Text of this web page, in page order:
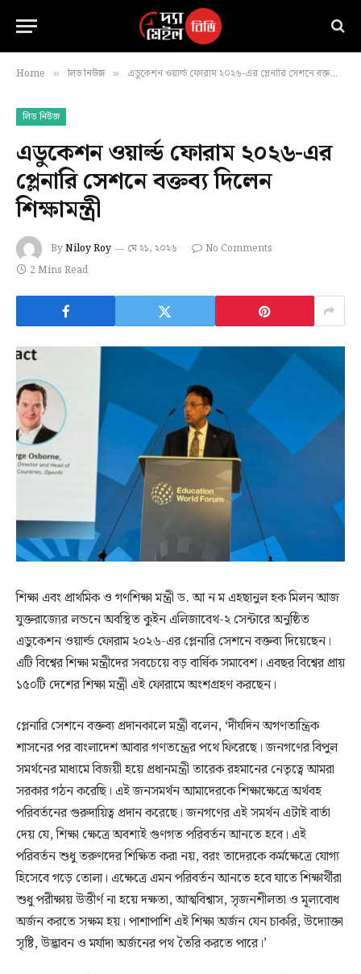
Home » লিড নিউজ » এডুকেশন ওয়ার্ল্ড ফোরাম ২০২৬-এর প্লেনারি সেশনে বক্তব্য দিলেন শিক্ষামন্ত্রী
লিড নিউজ
এডুকেশন ওয়ার্ল্ড ফোরাম ২০২৬-এর
প্লেনারি সেশনে বক্তব্য দিলেন
শিক্ষামন্ত্রী
ByNiloy Roy মে ২১, ২০২৬
No Comments
2 Mins Read
শিক্ষা এবং প্রাথমিক ও গণশিক্ষা মন্ত্রী ড. আ ন ম এহছানুল হক মিলন আজ
যুক্তরাজ্যের লন্ডনে অবস্থিত কুইন এলিজাবেথ-২ সেন্টারে অনুষ্ঠিত
এডুকেশন ওয়ার্ল্ড ফোরাম ২০২৬-এর প্লেনারি সেশনে বক্তব্য দিয়েছেন।
এটি বিশ্বের শিক্ষা মন্ত্রীদের সবচেয়ে বড় বার্ষিক সমাবেশ। এবছর বিশ্বের প্রায়
১৫০টি দেশের শিক্ষা মন্ত্রী এই ফোরামে অংশগ্রহণ করছেন।
প্লেনারি সেশনে বক্তব্য প্রদানকালে মন্ত্রী বলেন, ‘দীর্ঘদিন অগণতান্ত্রিক
শাসনের পর বাংলাদেশ আবার গণতন্ত্রের পথে ফিরেছে। জনগণের বিপুল
সমর্থনের মাধ্যমে বিজয়ী হয়ে প্রধানমন্ত্রী তারেক রহমানের নেতৃত্বে আমরা
সরকার গঠন করেছি। এই জনসমর্থন আমাদেরকে শিক্ষাক্ষেত্রে অর্থবহ
পরিবর্তনের গুরুদায়িত্ব প্রদান করেছে। জনগণের এই সমর্থন এটাই বার্তা
দেয় যে, শিক্ষা ক্ষেত্রে অবশ্যই গুণগত পরিবর্তন আনতে হবে। এই
পরিবর্তন শুধু তরুণদের শিক্ষিত করা নয়, বরং তাদেরকে কর্মক্ষেত্রে যোগ্য
হিসেবে গড়ে তোলা। এক্ষেত্রে এমন পরিবর্তন আনতে হবে যাতে শিক্ষার্থীরা
শুধু পরীক্ষায় উত্তীর্ণ না হয়ে দক্ষতা, আত্মবিশ্বাস, সৃজনশীলতা ও মূল্যবোধ
অর্জন করতে সক্ষম হয়। পাশাপাশি এই শিক্ষা অর্জন যেন চাকরি, উদ্যোক্তা
সৃষ্টি, উদ্ভাবন ও মর্যাদা অর্জনের পথ তৈরি করতে পারে।’